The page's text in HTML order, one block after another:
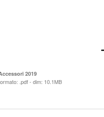
2019
.pdf - dim: 10.1MB